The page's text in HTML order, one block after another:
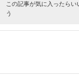
この記事が気に入ったらい
う